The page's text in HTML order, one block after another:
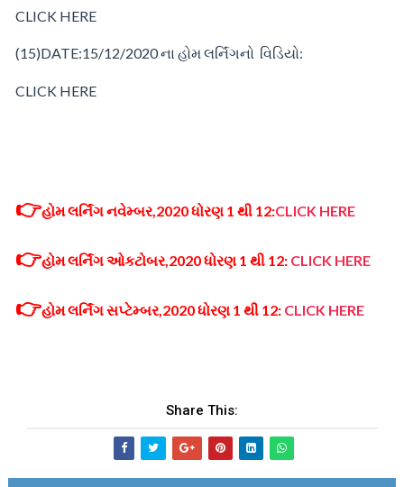
CLICK HERE
(15)DATE:15/12/2020ના હોમલર્નિંગનો વિડિયો:
CLICK HERE
👉હોમ લર્નિંગ નવેમ્બર,2020 ધોરણ 1 થી 12:CLICK HERE
👉હોમ લર્નિંગઓકટોબર,2020 ધોરણ 1 થી 12: CLICK HERE
👉હોમ લર્નિંગ સપ્ટેમ્બર,2020 ધોરણ 1 થી 12: CLICK HERE
Share This: